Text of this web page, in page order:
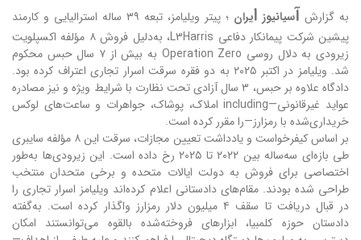
به گزارش آسیانیوز ایران
؛ پیتر ویلیامز، تبعه ۳۹ ساله استرالیایی و کارمند
پیشین شرکت پیمانکار دفاعی L3Harris، به‌دلیل فروش ۸ مؤلفه اکسپلویت
زیرو‌دی به دلال روسی Operation Zero به بیش از ۷ سال حبس محکوم
شد. ویلیامز در اکتبر ۲۰۲۵ به دو فقره سرقت اسرار تجاری اعتراف کرده بود.
دادگاه علاوه بر حبس، ۳ سال آزادی تحت نظارت با شرایط ویژه و نیز مصادره
عواید غیرقانونی—including املاک، پوشاک، جواهرات و ساعت‌های لوکس
خریداری‌شده با رمزارز—را مقرر کرده است.
بر اساس کیفرخواست و یادداشت تعیین مجازات، سرقت این ۸ مؤلفه سایبری
طی بازه‌ای سه‌ساله بین ۲۰۲۲ تا ۲۰۲۵ رخ داده است. این زیرو‌دی‌ها به‌طور
اختصاصی برای فروش به دولت ایالات متحده و برخی متحدان منتخب
طراحی شده بودند. مقام‌های دادستانی اعلام کرده‌اند ویلیامز اسرار تجاری را
در قبال دریافت تا سقف ۴ میلیون دلار رمزارز واگذار کرده است. به‌گفته
دادستان حوزه کلمبیا، ابزارهای فروخته‌شده بالقوه می‌توانستند امکان